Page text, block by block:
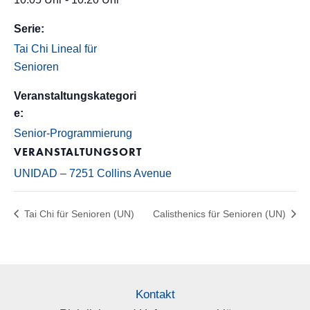
Serie:
Tai Chi Lineal für
Senioren
Veranstaltungskategori
e:
Senior-Programmierung
VERANSTALTUNGSORT
UNIDAD – 7251 Collins Avenue
Tai Chi für Senioren (UN) Calisthenics für Senioren (UN)
Kontakt